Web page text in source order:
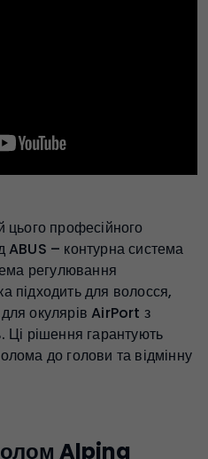
професійного
– контурна система
регулювання
підходить для волосся,
для окулярів AirPort з
рішення гарантують
до голови та відмінну
Alpina